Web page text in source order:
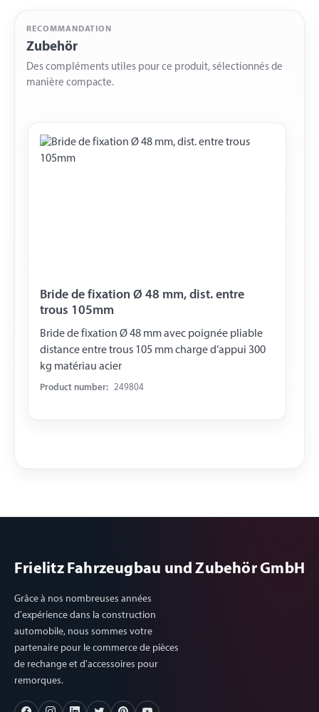
RECOMMANDATION
Zubehör
Des compléments utiles pour ce produit, sélectionnés de
manière compacte.
Bride de fixation Ø 48 mm, dist. entre
trous 105mm
Bride de fixation Ø 48 mm avec poignée pliable
distance entre trous 105 mm charge d’appui 300
kg matériau acier
Product number: 249804
Frielitz Fahrzeugbau und Zubehör GmbH
Grâce à nos nombreuses années
d'expérience dans la construction
automobile, nous sommes votre
partenaire pour le commerce de pièces
de rechange et d'accessoires pour
remorques.